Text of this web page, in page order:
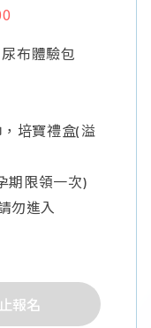
布體驗包
培寶禮盒(溢
期限領一次)
勿進入
報名